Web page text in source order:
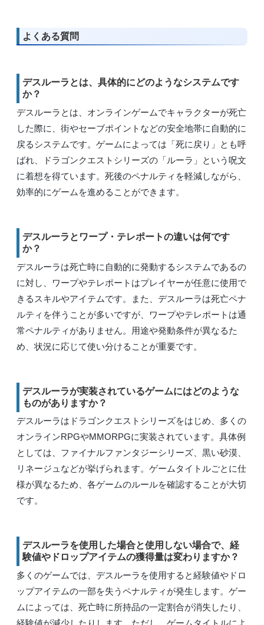
よくある質問
デスルーラとは、具体的にどのようなシステムです
か？
デスルーラとは、オンラインゲームでキャラクターが死亡
した際に、街やセーブポイントなどの安全地帯に自動的に
戻るシステムです。ゲームによっては「死に戻り」とも呼
ばれ、ドラゴンクエストシリーズの「ルーラ」という呪文
に着想を得ています。死後のペナルティを軽減しながら、
効率的にゲームを進めることができます。
デスルーラとワープ・テレポートの違いは何です
か？
デスルーラは死亡時に自動的に発動するシステムであるの
に対し、ワープやテレポートはプレイヤーが任意に使用で
きるスキルやアイテムです。また、デスルーラは死亡ペナ
ルティを伴うことが多いですが、ワープやテレポートは通
常ペナルティがありません。用途や発動条件が異なるた
め、状況に応じて使い分けることが重要です。
デスルーラが実装されているゲームにはどのような
ものがありますか？
デスルーラはドラゴンクエストシリーズをはじめ、多くの
オンラインRPGやMMORPGに実装されています。具体例
としては、ファイナルファンタジーシリーズ、黒い砂漠、
リネージュなどが挙げられます。ゲームタイトルごとに仕
様が異なるため、各ゲームのルールを確認することが大切
です。
デスルーラを使用した場合と使用しない場合で、経
験値やドロップアイテムの獲得量は変わりますか？
多くのゲームでは、デスルーラを使用すると経験値やドロ
ップアイテムの一部を失うペナルティが発生します。ゲー
ムによっては、死亡時に所持品の一定割合が消失したり、
経験値が減少したりします。ただし、ゲームタイトルによ